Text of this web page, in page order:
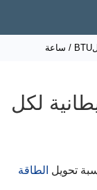
لكل
الطاقة